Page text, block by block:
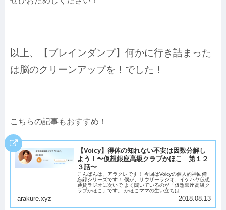
以上、【ブレインダンプ】何かに行き詰まった
は脳のクリーンアップを！でした！
こちらの記事もおすすめ！
【Voicy】得体の知れない不安は因数分解し
よう！〜仮想銀座高級クラブかほこ 第１２
３話〜
こんばんは、アラクレです！ 今回はVoicyの個人的神回備
忘録シリーズです！ 僕が、サウザーラジオ、イケハヤ仮想
通貨ラジオに次いで よく聞いているのが「仮想銀座高級ク
ラブかほこ」です。 かほこママの生い立ちは...
arakure.xyz 2018.08.13